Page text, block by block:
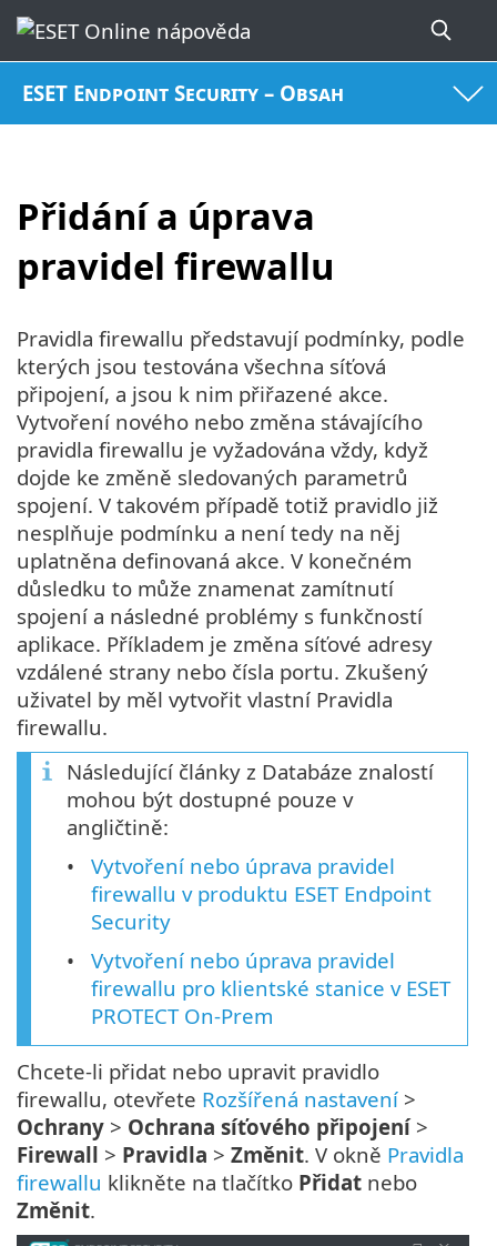
ESET Endpoint Security – Obsah
Přidání a úprava
pravidel firewallu
Pravidla firewallu představují podmínky, podle
kterých jsou testována všechna síťová
připojení, a jsou k nim přiřazené akce.
Vytvoření nového nebo změna stávajícího
pravidla firewallu je vyžadována vždy, když
dojde ke změně sledovaných parametrů
spojení. V takovém případě totiž pravidlo již
nesplňuje podmínku a není tedy na něj
uplatněna definovaná akce. V konečném
důsledku to může znamenat zamítnutí
spojení a následné problémy s funkčností
aplikace. Příkladem je změna síťové adresy
vzdálené strany nebo čísla portu. Zkušený
uživatel by měl vytvořit vlastní Pravidla
firewallu.
Následující články z Databáze znalostí
mohou být dostupné pouze v
angličtině:
Vytvoření nebo úprava pravidel
firewallu v produktu ESET Endpoint
Security
Vytvoření nebo úprava pravidel
firewallu pro klientské stanice v ESET
PROTECT On-Prem
Chcete-li přidat nebo upravit pravidlo
firewallu, otevřete Rozšířená nastavení >
Ochrany > Ochrana síťového připojení>
Firewall > Pravidla > Změnit. V okně Pravidla
firewallu klikněte na tlačítko Přidat nebo
Změnit.